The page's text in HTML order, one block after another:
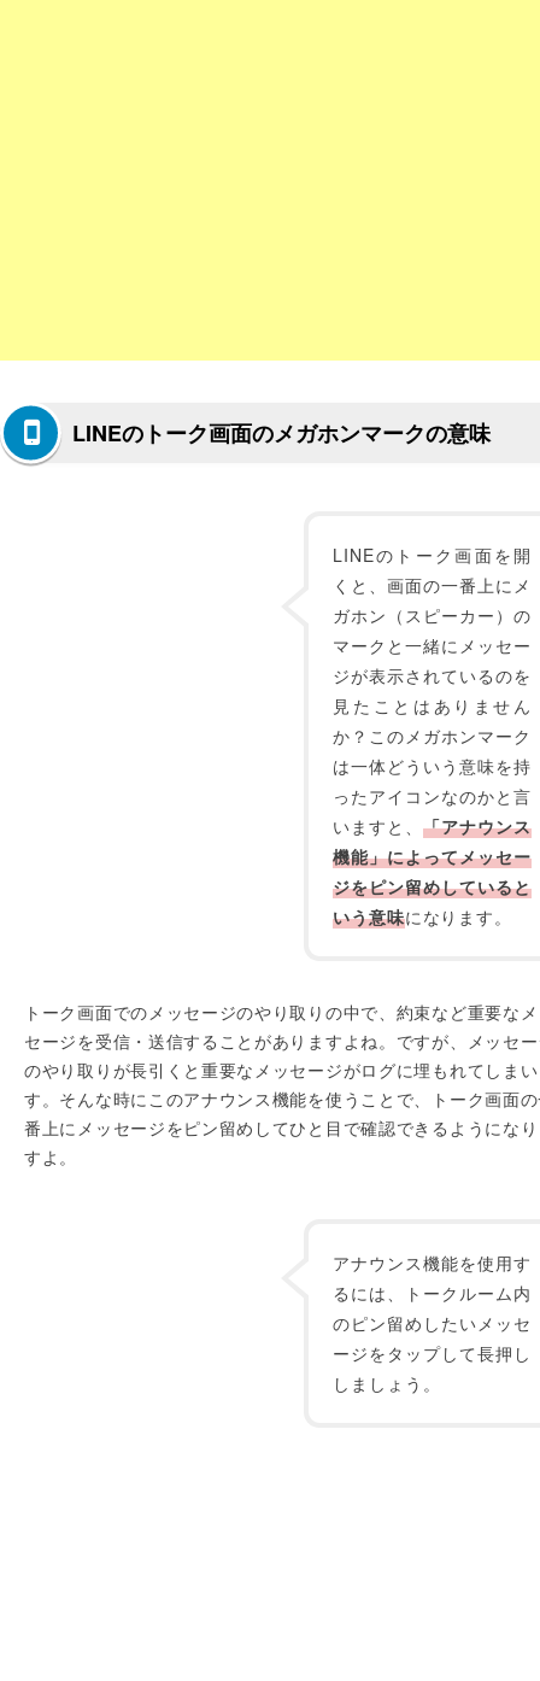
LINEのトーク画面のメガホンマークの意味
LINEのトーク画面を開
くと、画面の一番上にメ
ガホン（スピーカー）の
マークと一緒にメッセー
ジが表示されているのを
見たことはありません
か？このメガホンマーク
は一体どういう意味を持
ったアイコンなのかと言
いますと、「アナウンス
機能」によってメッセー
ジをピン留めしていると
いう意味になります。
トーク画面でのメッセージのやり取りの中で、約束など重要な
セージを受信・送信することがありますよね。ですが、メッセ
のやり取りが長引くと重要なメッセージがログに埋もれてしま
す。そんな時にこのアナウンス機能を使うことで、トーク画面
番上にメッセージをピン留めしてひと目で確認できるようにな
すよ。
アナウンス機能を使用す
るには、トークルーム内
のピン留めしたいメッセ
ージをタップして長押し
しましょう。